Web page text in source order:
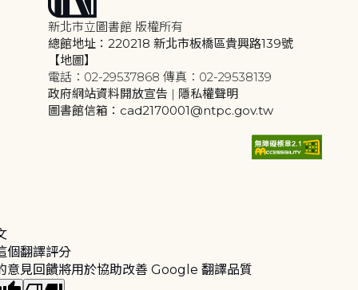
新北市立圖書館 版權所有
總館地址：220218 新北市板橋區貴興路139號
【地圖】
電話：02-29537868 傳真：02-29538139
政府網站資料開放宣告 | 隱私權聲明
圖書館信箱：cad2170001@ntpc.gov.tw
個翻譯評分
意見回饋將用於協助改善 Google 翻譯品質